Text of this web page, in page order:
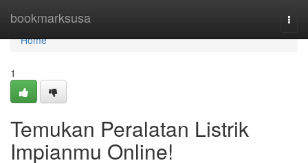
bookmarksusa
Home
Home
1
Temukan Peralatan Listrik
Impianmu Online!